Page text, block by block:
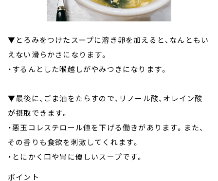
▼とろみをつけたスープに溶き卵を加えると、なんともい
えない滑らかさになります。
・するんとした喉越しがやみつきになります。
▼最後に、ごま油をたらすので、リノール酸、オレイン酸
が摂取できます。
・悪玉コレステロール値を下げる働きがあります。また、
その香りも食欲を刺激してくれます。
・とにかく口や胃に優しいスープです。
ポイント